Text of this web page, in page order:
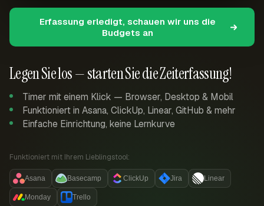
Legen Sie los — starten Sie die Zeiterfassung!
Timer mit einem Klick — Browser, Desktop & Mobil
Funktioniert in Asana, ClickUp, Linear, GitHub & mehr
Einfache Einrichtung, keine Lernkurve
Funktioniert mit Ihrem Lieblingstool:
Asana Basecamp ClickUp Jira Linear
Monday Trello
Erfassung erledigt, schauen wir uns die
Budgets an